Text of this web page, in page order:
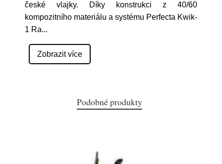
české vlajky. Díky konstrukci z 40/60
kompozitního materiálu a systému Perfecta Kwik-
1 Ra...
Zobrazit více
Podobné produkty